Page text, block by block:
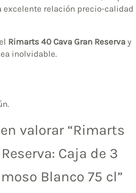
excelente relación precio-calidad
Rimarts 40 Cava Gran Reserva y
inolvidable.
valorar “Rimarts
Caja de 3
Blanco 75 cl”